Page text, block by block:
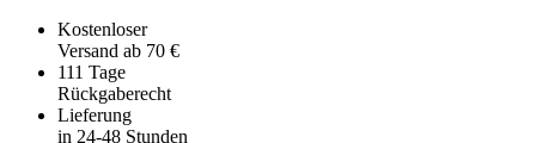
Kostenloser
Versand ab 70 €
111 Tage
Rückgaberecht
Lieferung
in 24-48 Stunden